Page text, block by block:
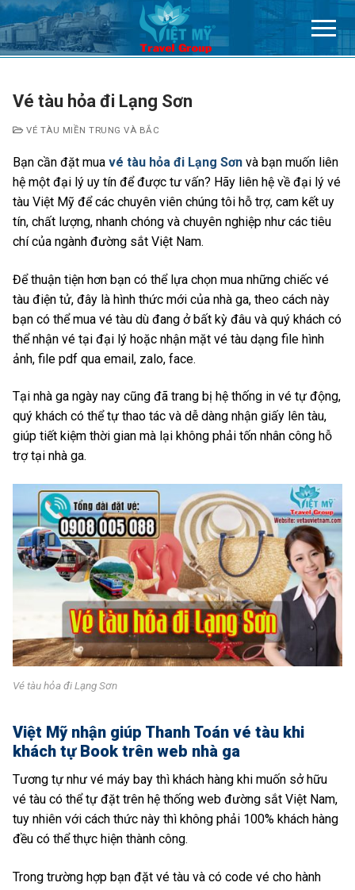
Chuyển
đến
nội
Vé tàu hỏa đi Lạng Sơn
VÉ TÀU MIỀN TRUNG VÀ BẮC
Bạn cần đặt mua vé tàu hỏa đi Lạng Sơn và bạn muốn liên
hệ một đại lý uy tín để được tư vấn? Hãy liên hệ về đại lý vé
tàu Việt Mỹ để các chuyên viên chúng tôi hỗ trợ, cam kết uy
tín, chất lượng, nhanh chóng và chuyên nghiệp như các tiêu
chí của ngành đường sắt Việt Nam.
Để thuận tiện hơn bạn có thể lựa chọn mua những chiếc vé
tàu điện tử, đây là hình thức mới của nhà ga, theo cách này
bạn có thể mua vé tàu dù đang ở bất kỳ đâu và quý khách có
thể nhận vé tại đại lý hoặc nhận mặt vé tàu dạng file hình
ảnh, file pdf qua email, zalo, face.
Tại nhà ga ngày nay cũng đã trang bị hệ thống in vé tự động,
quý khách có thể tự thao tác và dễ dàng nhận giấy lên tàu,
giúp tiết kiệm thời gian mà lại không phải tốn nhân công hỗ
trợ tại nhà ga.
Vé tàu hỏa đi Lạng Sơn
Việt Mỹ nhận giúp Thanh Toán vé tàu khi
khách tự Book trên web nhà ga
Tương tự như vé máy bay thì khách hàng khi muốn sở hữu
vé tàu có thể tự đặt trên hệ thống web đường sắt Việt Nam,
tuy nhiên với cách thức này thì không phải 100% khách hàng
đều có thể thực hiện thành công.
Trong trường hợp bạn đặt vé tàu và có code vé cho hành